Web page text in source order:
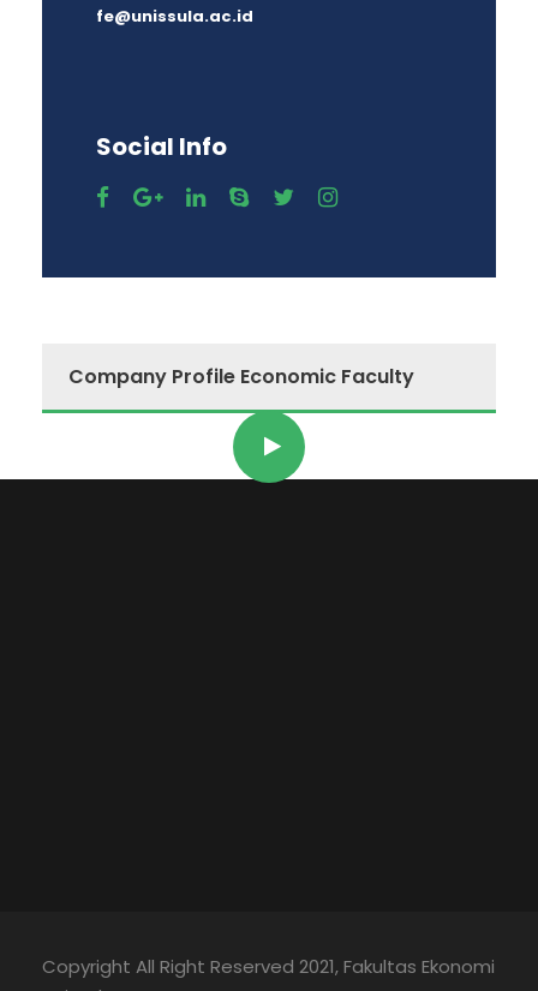
fe@unissula.ac.id
Social Info
Company Profile Economic Faculty
Copyright All Right Reserved 2021, Fakultas Ekonomi